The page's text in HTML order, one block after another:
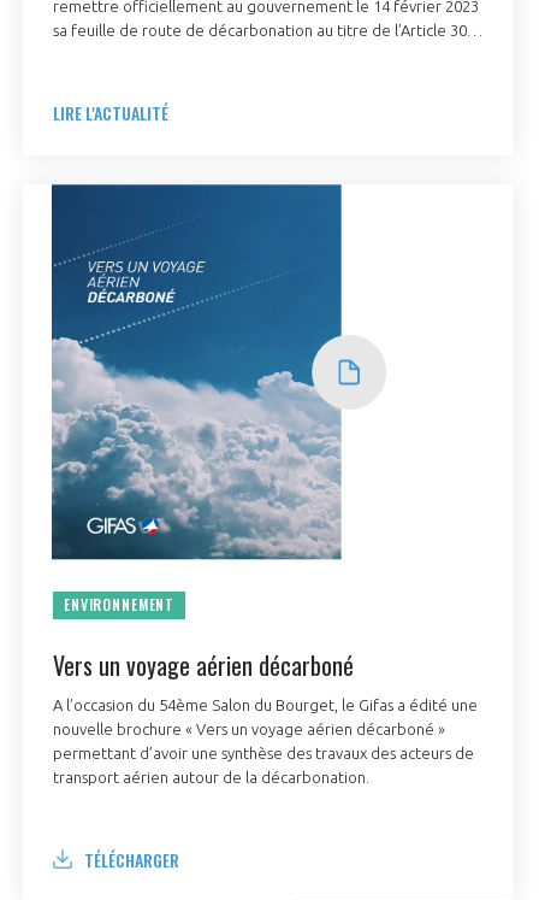
remettre officiellement au gouvernement le 14 février 2023
sa feuille de route de décarbonation au titre de l’Article 301
LIRE L'ACTUALITÉ
ENVIRONNEMENT
Vers un voyage aérien décarboné
A l’occasion du 54ème Salon du Bourget, le Gifas a édité une
nouvelle brochure « Vers un voyage aérien décarboné »
permettant d’avoir une synthèse des travaux des acteurs de
transport aérien autour de la décarbonation.
TÉLÉCHARGER